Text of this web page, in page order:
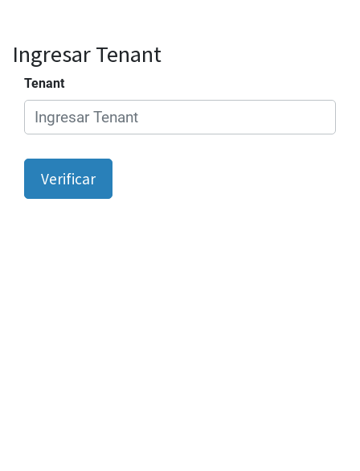
Ingresar Tenant
Tenant
Verificar